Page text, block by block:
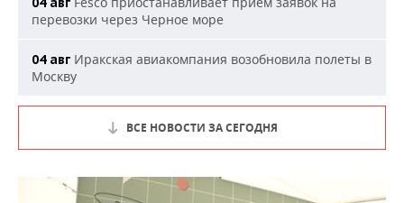
перевозки через Черное море
04 авг Иракская авиакомпания возобновила полеты в
Москву
ВСЕ НОВОСТИ ЗА СЕГОДНЯ